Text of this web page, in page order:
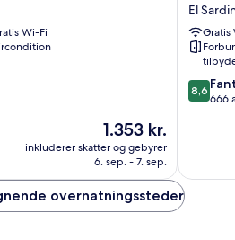
Wi-Fi
Prisen
er
1.353 kr.
1.353 kr.
inkluderer skatter og gebyrer
6. sep. - 7. sep.
El
El
Gratis
8.6
ud
8,6
666
overnatningssteder